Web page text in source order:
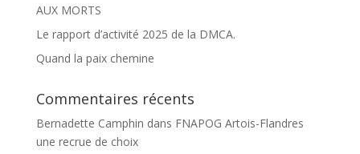
AUX MORTS
Le rapport d’activité 2025 de la DMCA.
Quand la paix chemine
Commentaires récents
Bernadette Camphin dans FNAPOG Artois-Flandres
une recrue de choix